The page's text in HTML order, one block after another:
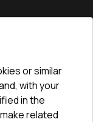
or similar
with your
in the
related